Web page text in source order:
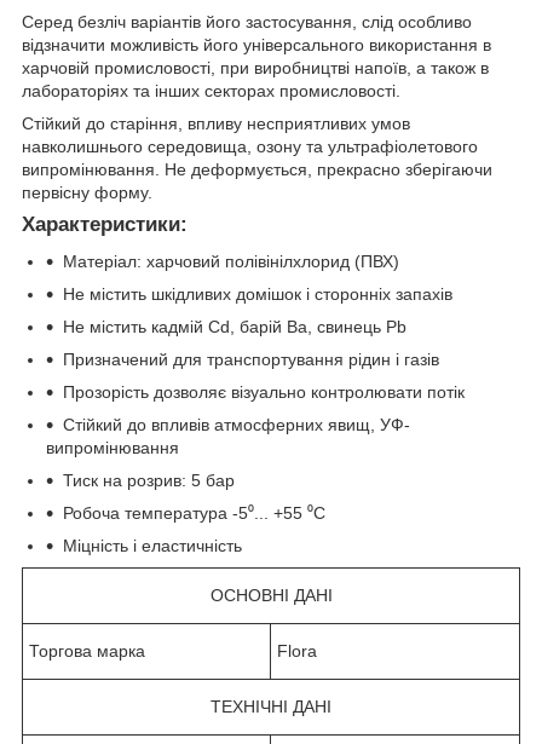
Серед безліч варіантів його застосування, слід особливо
відзначити можливість його універсального використання в
харчовій промисловості, при виробництві напоїв, а також в
лабораторіях та інших секторах промисловості.
Стійкий до старіння, впливу несприятливих умов
навколишнього середовища, озону та ультрафіолетового
випромінювання. Не деформується, прекрасно зберігаючи
первісну форму.
Характеристики:
Матеріал: харчовий полівінілхлорид (ПВХ)
Не містить шкідливих домішок і сторонніх запахів
Не містить кадмій Cd, барій Ba, свинець Pb
Призначений для транспортування рідин і газів
Прозорість дозволяє візуально контролювати потік
Стійкий до впливів атмосферних явищ, УФ-
випромінювання
Тиск на розрив: 5 бар
Робоча температура -5⁰... +55 ⁰С
Міцність і еластичність
ОСНОВНІ ДАНІ
Торгова марка Flora
ТЕХНІЧНІ ДАНІ